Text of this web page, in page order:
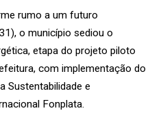
rumo a um futuro
o município sediou o
etapa do projeto piloto
com implementação do
Sustentabilidade e
Fonplata.